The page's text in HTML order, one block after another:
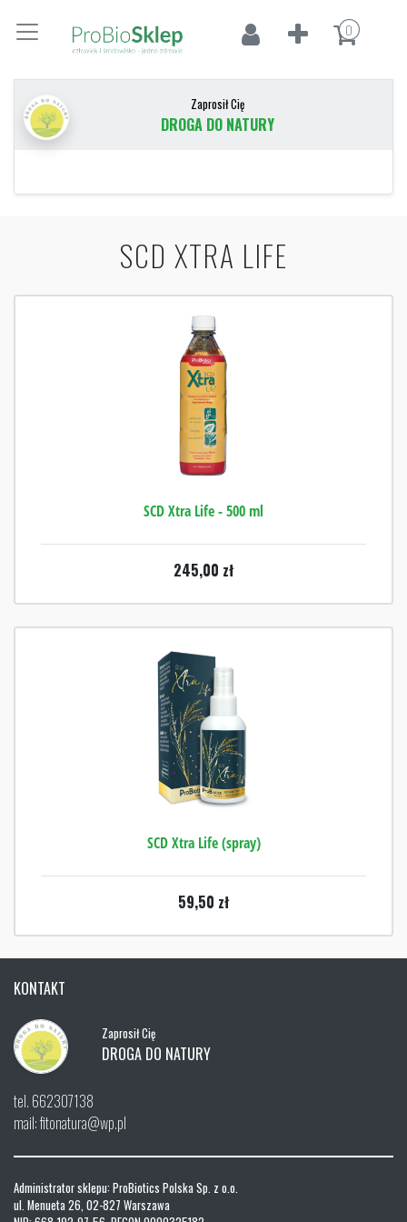
0
Zaprosił Cię
DROGA DO NATURY
SCD XTRA LIFE
SCD Xtra Life - 500 ml
245,00 zł
SCD Xtra Life (spray)
59,50 zł
KONTAKT
Zaprosił Cię
DROGA DO NATURY
tel. 662307138
mail: fitonatura@wp.pl
Administrator sklepu: ProBiotics Polska Sp. z o.o.
ul. Menueta 26, 02-827 Warszawa